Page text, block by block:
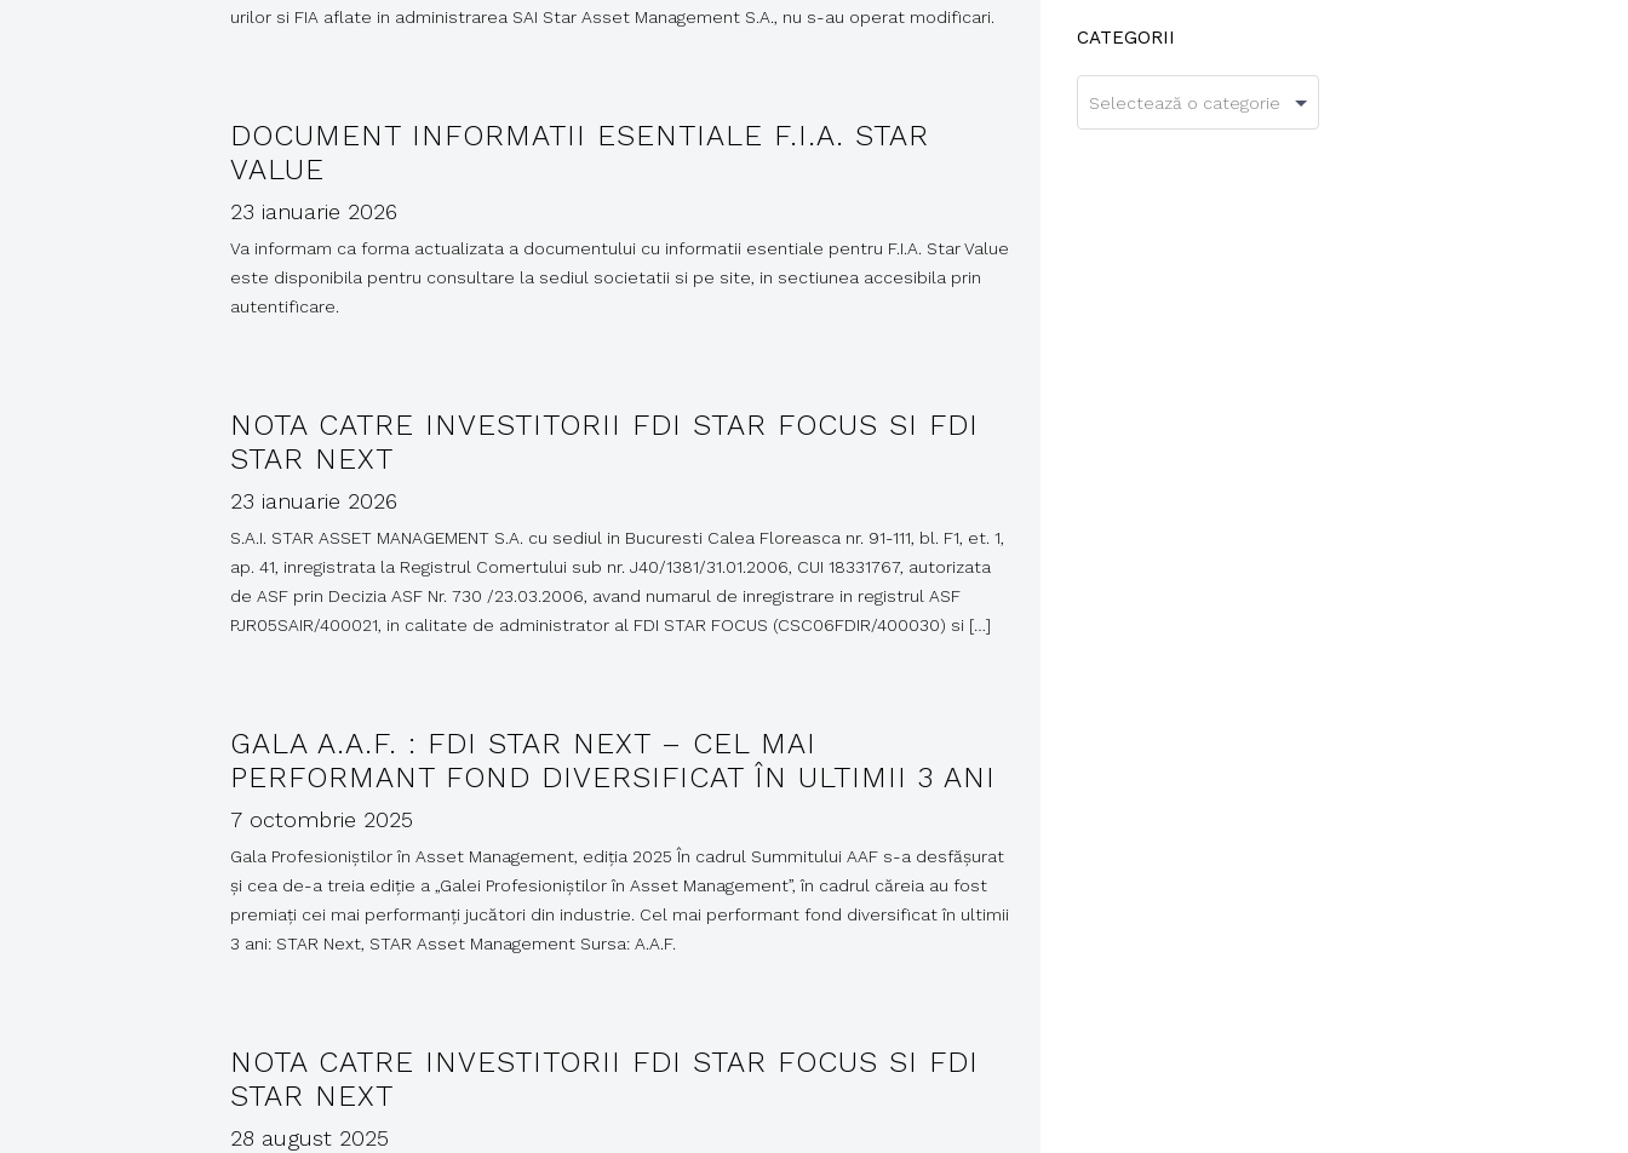
urilor si FIA aflate in administrarea SAI Star Asset Management S.A., nu s-au operat modificari.
DOCUMENT INFORMATII ESENTIALE F.I.A. STAR
VALUE
23 ianuarie 2026
Va informam ca forma actualizata a documentului cu informatii esentiale pentru F.I.A. Star Value
este disponibila pentru consultare la sediul societatii si pe site, in sectiunea accesibila prin
autentificare.
NOTA CATRE INVESTITORII FDI STAR FOCUS SI FDI
STAR NEXT
23 ianuarie 2026
S.A.I. STAR ASSET MANAGEMENT S.A. cu sediul in Bucuresti Calea Floreasca nr. 91-111, bl. F1, et. 1,
ap. 41, inregistrata la Registrul Comertului sub nr. J40/1381/31.01.2006, CUI 18331767, autorizata
de ASF prin Decizia ASF Nr. 730 /23.03.2006, avand numarul de inregistrare in registrul ASF
PJR05SAIR/400021, in calitate de administrator al FDI STAR FOCUS (CSC06FDIR/400030) si […]
GALA A.A.F. : FDI STAR NEXT – CEL MAI
PERFORMANT FOND DIVERSIFICAT ÎN ULTIMII 3 ANI
7 octombrie 2025
Gala Profesioniștilor în Asset Management, ediția 2025 În cadrul Summitului AAF s-a desfășurat
și cea de-a treia ediție a „Galei Profesioniștilor în Asset Management”, în cadrul căreia au fost
premiați cei mai performanți jucători din industrie. Cel mai performant fond diversificat în ultimii
3 ani: STAR Next, STAR Asset Management Sursa: A.A.F.
NOTA CATRE INVESTITORII FDI STAR FOCUS SI FDI
STAR NEXT
28 august 2025
CATEGORII
Selectează o categorie